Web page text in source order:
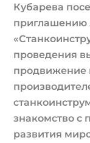
Кубарева
приглашению
проведения
продвижение
знакомство с
развития